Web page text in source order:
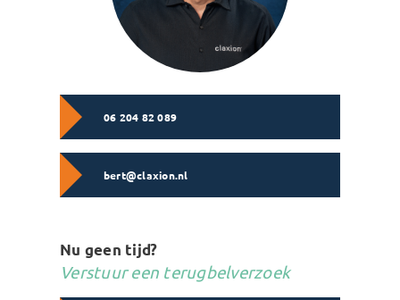
06 204 82 089
bert@claxion.nl
Nu geen tijd?
Verstuur een terugbelverzoek